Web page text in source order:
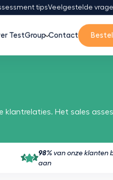
tipsVeelgestelde
TestGroup Contact
klantrelaties. Het sales
98% van onze klanten
aan